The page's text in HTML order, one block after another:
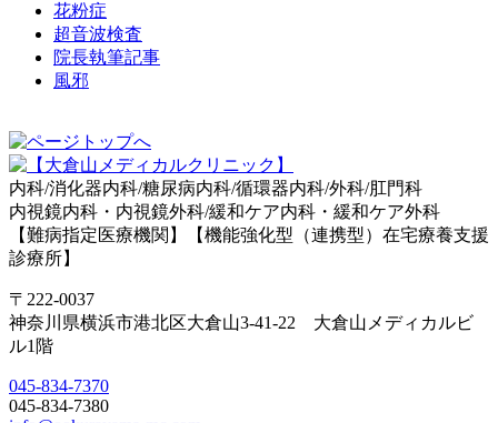
花粉症
超音波検査
院長執筆記事
風邪
内科/消化器内科/糖尿病内科/循環器内科/外科/肛門科
内視鏡内科・内視鏡外科/緩和ケア内科・緩和ケア外科
【難病指定医療機関】【機能強化型（連携型）在宅療養支援
診療所】
〒222-0037
神奈川県横浜市港北区大倉山3-41-22 大倉山メディカルビ
ル1階
045-834-7370
045-834-7380